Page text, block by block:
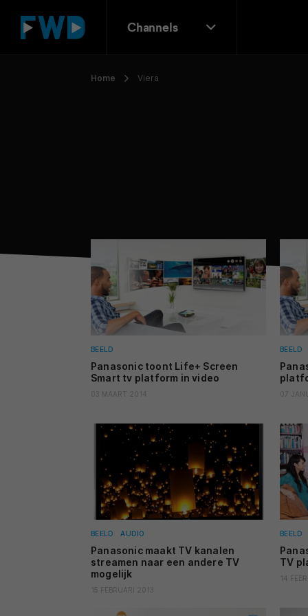
Channels
Home Viera
BEELD
Panasonic toont Life+ Screen
Smart tv platform in video
03 MAART 2014
BEELD
07
BEELD AUDIO
Panasonic maakt TV kanalen
streamen naar een andere TV
mogelijk
15 FEBRUARI 2013
BEELD
TV
14